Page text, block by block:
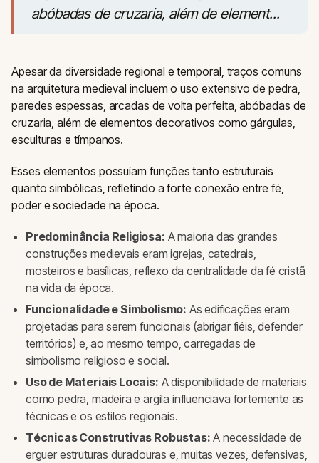
abóbadas de cruzaria, além de element...
Apesar da diversidade regional e temporal, traços comuns
na arquitetura medieval incluem o uso extensivo de pedra,
paredes espessas, arcadas de volta perfeita, abóbadas de
cruzaria, além de elementos decorativos como gárgulas,
esculturas e tímpanos.
Esses elementos possuíam funções tanto estruturais
quanto simbólicas, refletindo a forte conexão entre fé,
poder e sociedade na época.
Predominância Religiosa: A maioria das grandes
construções medievais eram igrejas, catedrais,
mosteiros e basílicas, reflexo da centralidade da fé cristã
na vida da época.
Funcionalidade e Simbolismo: As edificações eram
projetadas para serem funcionais (abrigar fiéis, defender
territórios) e, ao mesmo tempo, carregadas de
simbolismo religioso e social.
Uso de Materiais Locais: A disponibilidade de materiais
como pedra, madeira e argila influenciava fortemente as
técnicas e os estilos regionais.
Técnicas Construtivas Robustas: A necessidade de
erguer estruturas duradouras e, muitas vezes, defensivas,